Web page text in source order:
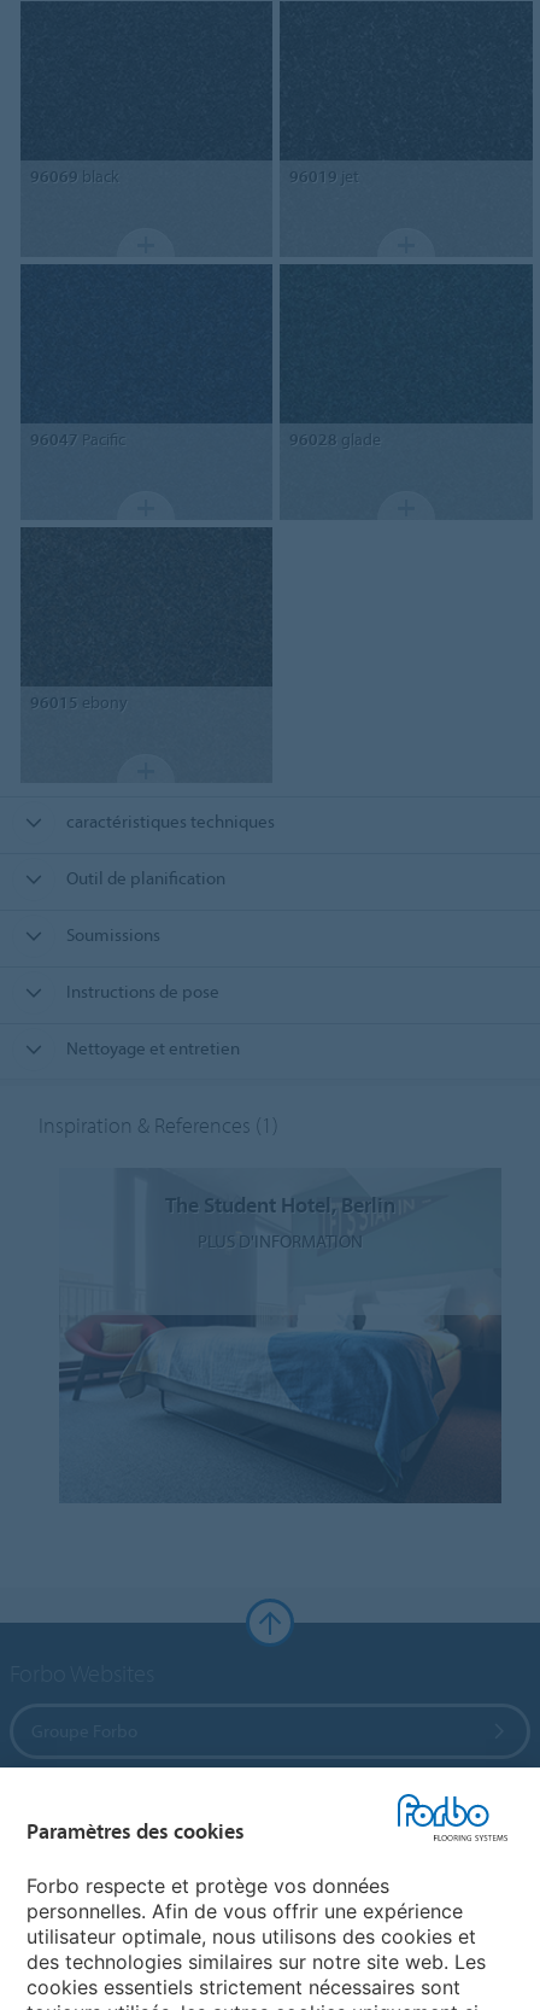
96069 black 96019 jet
96047 Pacific 96028 glade
96015 ebony
caractéristiques techniques
Outil de planification
Soumissions
Instructions de pose
Nettoyage et entretien
Inspiration & References (1)
The Student Hotel, Berlin
PLUS D'INFORMATION
Selectionnez un pays
Paramètres des cookies
Forbo respecte et protège vos données
personnelles. Afin de vous offrir une expérience
utilisateur optimale, nous utilisons des cookies et
des technologies similaires sur notre site web. Les
cookies essentiels strictement nécessaires sont